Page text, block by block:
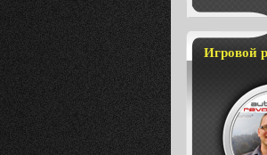
Игровой